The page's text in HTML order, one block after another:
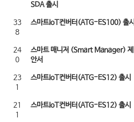
SDA 출시
33
8
스마트IoT컨버터(ATG-ES100) 출시
24
0
스마트 매니저 (Smart Manager) 제
안서
23
1
스마트IoT컨버터(ATG-ES12) 출시
21
1
스마트IoT컨버터(ATG-ES12) 출시